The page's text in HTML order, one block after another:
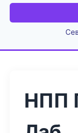
НПП